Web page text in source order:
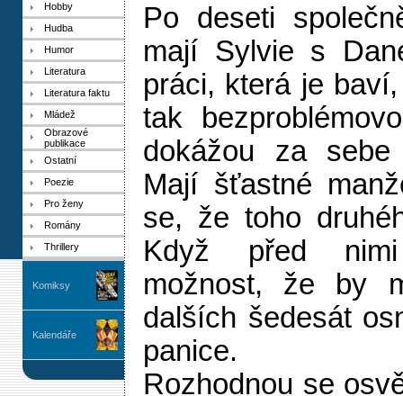
Hobby
Hudba
Humor
Literatura
Literatura faktu
Mládež
Obrazové
publikace
Ostatní
Poezie
Pro ženy
Romány
Thrillery
Komiksy
Kalendáře
Po deseti
mají Sylvie s
práci, která je
tak
dokážou za sebe
Mají šťastné
se, že toho
Když před
možnost, že by
dalších šedesát
panice.
Rozhodnou se